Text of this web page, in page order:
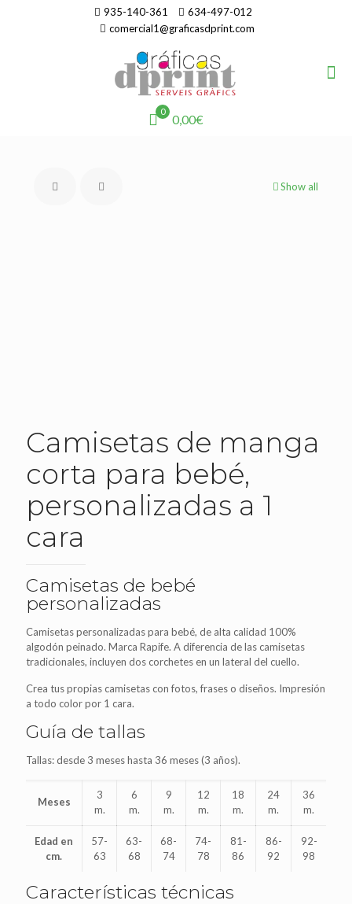
935-140-361
634-497-012
comercial1@graficasdprint.com
0
0,00€
Show all
Camisetas de manga
corta para bebé,
personalizadas a 1
cara
Camisetas de bebé
personalizadas
Camisetas personalizadas para bebé, de alta calidad 100%
algodón peinado. Marca Rapife. A diferencia de las camisetas
tradicionales, incluyen dos corchetes en un lateral del cuello.
Crea tus propias camisetas con fotos, frases o diseños. Impresión
a todo color por 1 cara.
Guía de tallas
Tallas: desde 3 meses hasta 36 meses (3 años).
Meses
3
m.
6
m.
9
m.
12
m.
18
m.
24
m.
36
m.
Edad en
cm.
57-
63
63-
68
68-
74
74-
78
81-
86
86-
92
92-
98
Características técnicas